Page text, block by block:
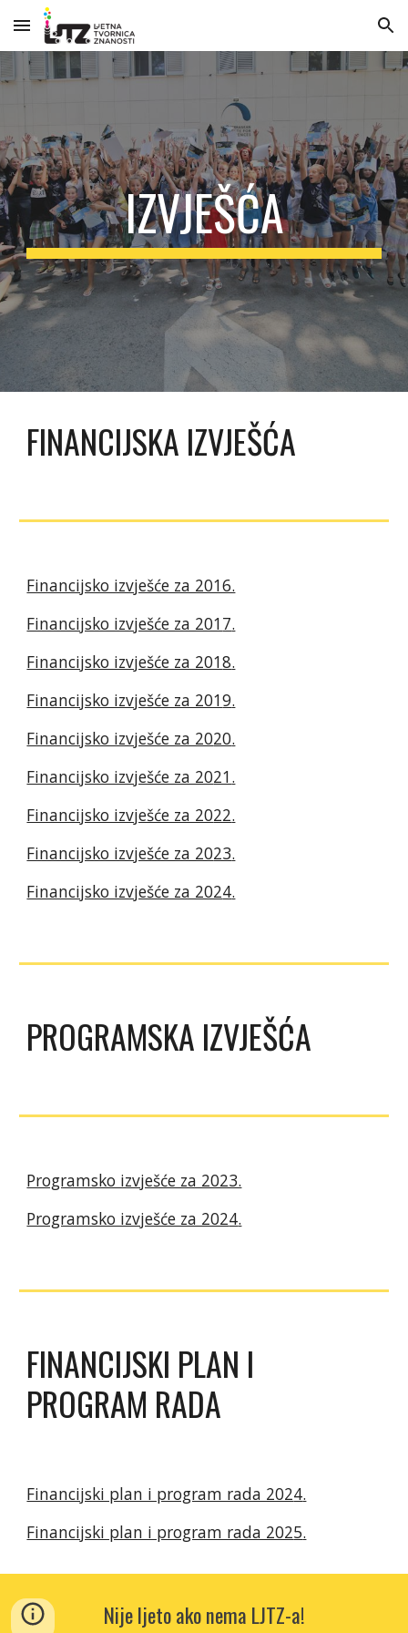
Skip to main content Skip to navigation
IZVJEŠĆA
FINANCIJSKA IZVJEŠĆA
Financijsko izvješće za 2016.
Financijsko izvješće za 2017.
Financijsko izvješće za 2018.
Financijsko izvješće za 2019.
Financijsko izvješće za 2020.
Financijsko izvješće za 2021.
Financijsko izvješće za 2022.
Financijsko izvješće za 2023.
Financijsko izvješće za 2024.
PROGRAMSKA IZVJEŠĆA
Programsko izvješće za 2023.
Programsko izvješće za 2024.
FINANCIJSKI PLAN I
PROGRAM RADA
Financijski plan i program rada 2024.
Financijski plan i program rada 2025.
Nije ljeto ako nema LJTZ-a!